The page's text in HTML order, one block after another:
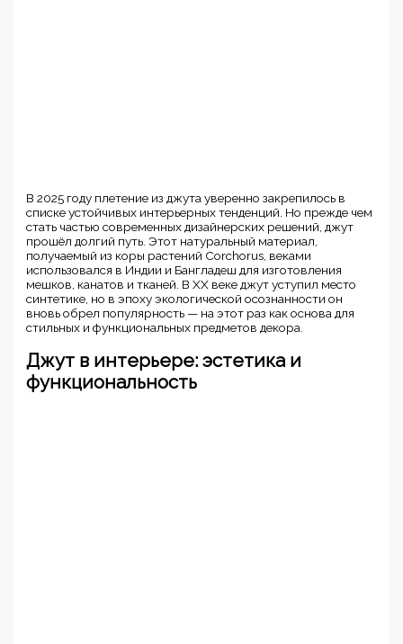
В 2025 году плетение из джута уверенно закрепилось в
списке устойчивых интерьерных тенденций. Но прежде чем
стать частью современных дизайнерских решений, джут
прошёл долгий путь. Этот натуральный материал,
получаемый из коры растений Corchorus, веками
использовался в Индии и Бангладеш для изготовления
мешков, канатов и тканей. В XX веке джут уступил место
синтетике, но в эпоху экологической осознанности он
вновь обрел популярность — на этот раз как основа для
стильных и функциональных предметов декора.
Джут в интерьере: эстетика и
функциональность